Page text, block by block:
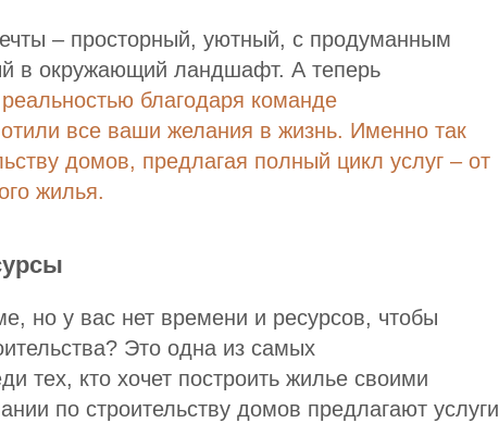
– просторный, уютный, с продуманным
в окружающий ландшафт. А теперь
благодаря команде
все ваши желания в жизнь. Именно так
домов, предлагая полный цикл услуг – от
жилья.
но у вас нет времени и ресурсов, чтобы
Это одна из самых
тех, кто хочет построить жилье своими
по строительству домов предлагают услуги